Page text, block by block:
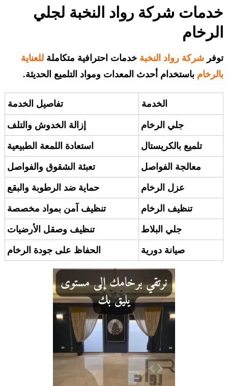
خدمات شركة رواد النخبة لجلي
الرخام
توفر شركة رواد النخبة خدمات احترافية متكاملة للعناية
بالرخام باستخدام أحدث المعدات ومواد التلميع الحديثة.
الخدمة تفاصيل الخدمة
جلي الرخام إزالة الخدوش والتلف
تلميع بالكريستال استعادة اللمعة الطبيعية
معالجة الفواصل تعبئة الشقوق والفواصل
عزل الرخام حماية ضد الرطوبة والبقع
تنظيف الرخام تنظيف آمن بمواد مخصصة
جلي البلاط تنظيف وصقل الأرضيات
صيانة دورية الحفاظ على جودة الرخام